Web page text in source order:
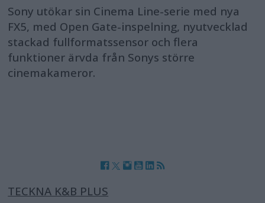
Sony utökar sin Cinema Line-serie med nya
FX5, med Open Gate-inspelning, nyutvecklad
stackad fullformatssensor och flera
funktioner ärvda från Sonys större
cinemakameror.
TECKNA K&B PLUS